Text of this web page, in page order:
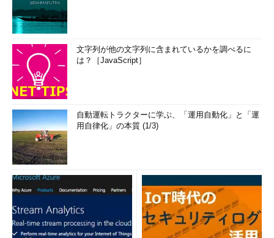
文字列が他の文字列に含まれているかを調べるに
は？［JavaScript］
自動運転トラクターに学ぶ、「運用自動化」と「運
用自律化」の本質 (1/3)